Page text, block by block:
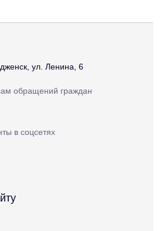
ул. Ленина, 6
обращений граждан
в соцсетях